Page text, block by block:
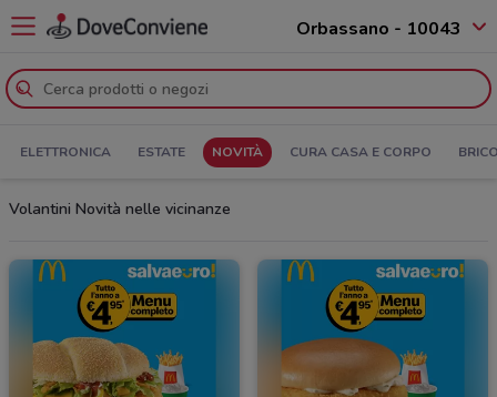
Orbassano - 10043
ELETTRONICA ESTATE NOVITÀ CURA CASA E CORPO
Volantini Novità nelle vicinanze